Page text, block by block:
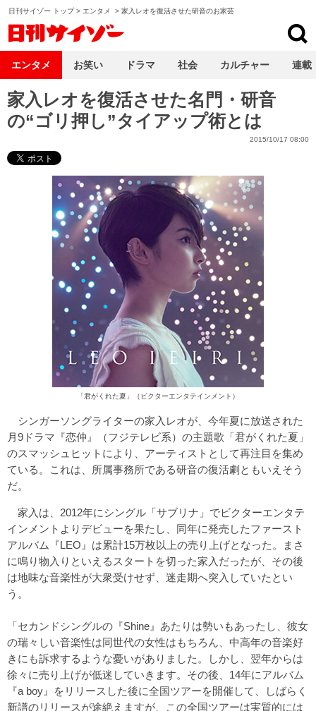
日刊サイゾー トップ> エンタメ > 家入レオを復活させた研音のお家芸
家入レオを復活させた名門・研音
の“ゴリ押し”タイアップ術とは
2015/10/17 08:00
「君がくれた夏」（ビクターエンタテインメント）
シンガーソングライターの家入レオが、今年夏に放送された
月9ドラマ『恋仲』（フジテレビ系）の主題歌「君がくれた夏」
のスマッシュヒットにより、アーティストとして再注目を集め
ている。これは、所属事務所である研音の復活劇ともいえそう
だ。
家入は、2012年にシングル「サブリナ」でビクターエンタテ
インメントよりデビューを果たし、同年に発売したファースト
アルバム『LEO』は累計15万枚以上の売り上げとなった。まさ
に鳴り物入りといえるスタートを切った家入だったが、その後
は地味な音楽性が大衆受けせず、迷走期へ突入していたとい
う。
「セカンドシングルの『Shine』あたりは勢いもあったし、彼女
の瑞々しい音楽性は同世代の女性はもちろん、中高年の音楽好
きにも訴求するような憂いがありました。しかし、翌年からは
徐々に売り上げが低迷していきます。その後、14年にアルバム
『a boy』をリリースした後に全国ツアーを開催して、しばらく
新譜のリリースが途絶えますが、この全国ツアーは実質的には
エンタメ お笑い ドラマ 社会 カルチャー 連載